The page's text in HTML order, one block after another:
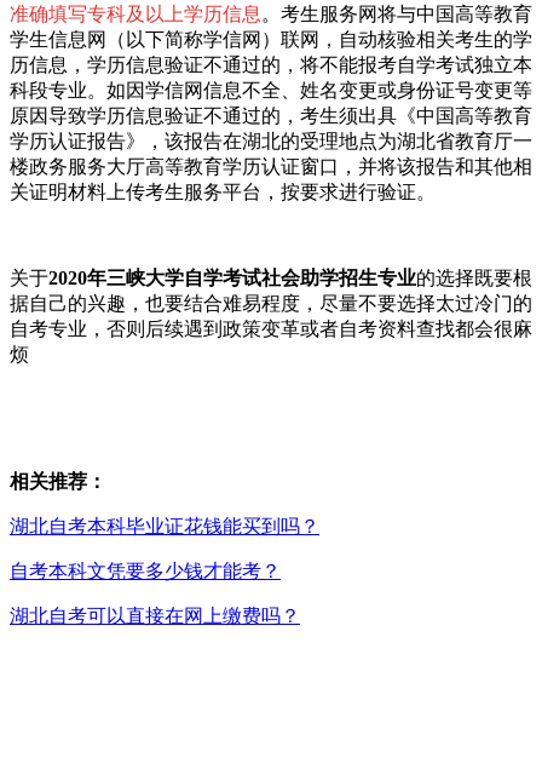
准确填写专科及以上学历信息 。考生服务网将与中国高等教育
学生信息网（以下简称学信网）联网，自动核验相关考生的学
历信息，学历信息验证不通过的，将不能报考自学考试独立本
科段专业。如因学信网信息不全、姓名变更或身份证号变更等
原因导致学历信息验证不通过的，考生须出具《中国高等教育
学历认证报告》，该报告在湖北的受理地点为湖北省教育厅一
楼政务服务大厅高等教育学历认证窗口，并将该报告和其他相
关证明材料上传考生服务平台，按要求进行验证。
关于2020年三峡大学自学考试社会助学招生专业的选择既要根
据自己的兴趣，也要结合难易程度，尽量不要选择太过冷门的
自考专业，否则后续遇到政策变革或者自考资料查找都会很麻
烦
相关推荐：
湖北自考本科毕业证花钱能买到吗？
自考本科文凭要多少钱才能考？
湖北自考可以直接在网上缴费吗？